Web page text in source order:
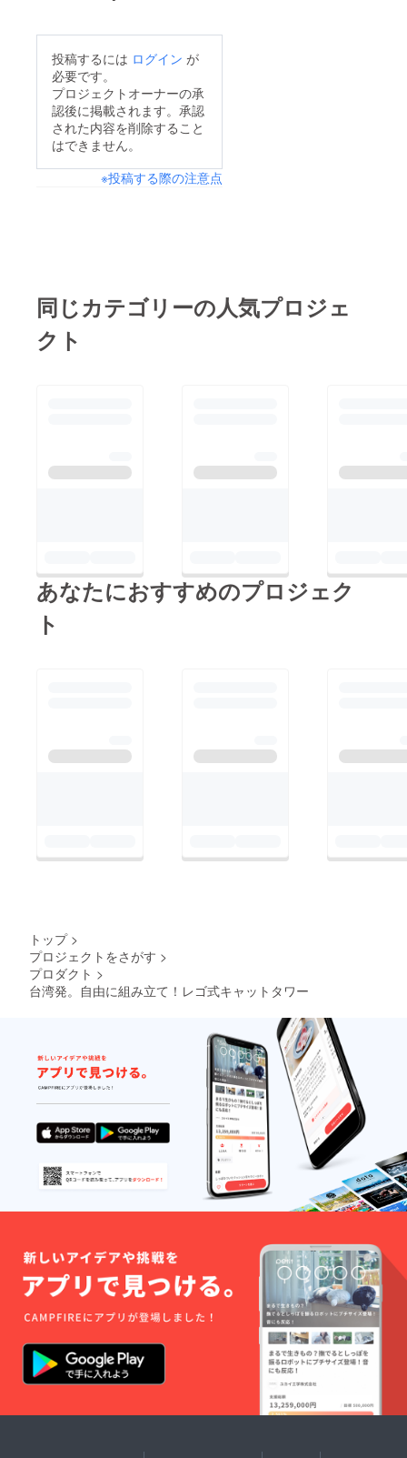
投稿するには ログイン が
必要です。
プロジェクトオーナーの承
認後に掲載されます。承認
された内容を削除すること
はできません。
※投稿する際の注意点
同じカテゴリーの人気プロジェ
クト
あなたにおすすめのプロジェク
ト
トップ >
プロジェクトをさがす >
プロダクト >
台湾発。自由に組み立て！レゴ式キャットタワー